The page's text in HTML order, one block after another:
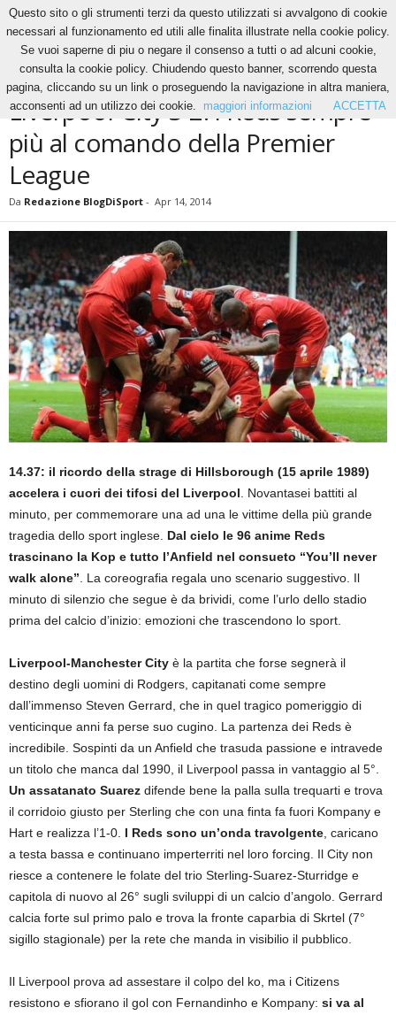
News Liverpool-City 3-2: i Reds sempre più al comando della Premier League
NEWS
Liverpool-City 3-2: i Reds sempre
più al comando della Premier
League
Da Redazione BlogDiSport - Apr 14, 2014
14.37: il ricordo della strage di Hillsborough (15 aprile 1989)
accelera i cuori dei tifosi del Liverpool . Novantasei battiti al
minuto, per commemorare una ad una le vittime della più grande
tragedia dello sport inglese. Dal cielo le 96 anime Reds
trascinano la Kop e tutto l’Anfield nel consueto “You’ll never
walk alone” . La coreografia regala uno scenario suggestivo. Il
minuto di silenzio che segue è da brividi, come l’urlo dello stadio
prima del calcio d’inizio: emozioni che trascendono lo sport.
Liverpool-Manchester City è la partita che forse segnerà il
destino degli uomini di Rodgers, capitanati come sempre
dall’immenso Steven Gerrard, che in quel tragico pomeriggio di
venticinque anni fa perse suo cugino. La partenza dei Reds è
incredibile. Sospinti da un Anfield che trasuda passione e intravede
un titolo che manca dal 1990, il Liverpool passa in vantaggio al 5°.
Un assatanato Suarez difende bene la palla sulla trequarti e trova
il corridoio giusto per Sterling che con una finta fa fuori Kompany e
Hart e realizza l’1-0. I Reds sono un’onda travolgente , caricano
a testa bassa e continuano imperterriti nel loro forcing. Il City non
riesce a contenere le folate del trio Sterling-Suarez-Sturridge e
capitola di nuovo al 26° sugli sviluppi di un calcio d’angolo. Gerrard
calcia forte sul primo palo e trova la fronte caparbia di Skrtel (7°
sigillo stagionale) per la rete che manda in visibilio il pubblico.
Il Liverpool prova ad assestare il colpo del ko, ma i Citizens
resistono e sfiorano il gol con Fernandinho e Kompany: si va al
Questo sito o gli strumenti terzi da questo utilizzati si avvalgono di cookie
necessari al funzionamento ed utili alle finalita illustrate nella cookie policy.
Se vuoi saperne di piu o negare il consenso a tutti o ad alcuni cookie,
consulta la cookie policy. Chiudendo questo banner, scorrendo questa
pagina, cliccando su un link o proseguendo la navigazione in altra maniera,
acconsenti ad un utilizzo dei cookie.
maggiori informazioni ACCETTA